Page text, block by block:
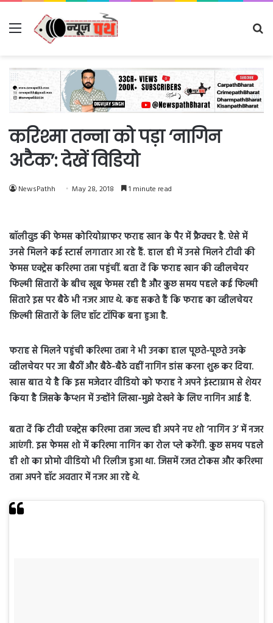
Menu
करिश्मा तन्ना को पड़ा ‘नागिन
अटैक’: देखें विडियो
NewsPathh May 28, 2018 1 minute read
बॉलीवुड की फेमस कोरियोग्राफर फराह खान के पैर में फ्रैक्चर है. ऐसे में
उनसे मिलने कई स्टार्स लगातार आ रहे हैं. हाल ही में उनसे मिलने टीवी की
फेमस एक्ट्रेस करिश्मा तन्ना पहुंचीं. बता दें कि फराह खान की व्हीलचेयर
फिल्मी सितारों के बीच खूब फेमस रही है और कुछ समय पहले कई फिल्मी
सितारे इस पर बैठे भी नजर आए थे. कह सकते हैं कि फराह का व्हीलचेयर
फ़िल्मी सितारों के लिए हॉट टॉपिक बना हुआ है.
फराह से मिलने पहुंची करिश्मा तन्ना ने भी उनका हाल पूछते-पूछते उनके
व्हीलचेयर पर जा बैठीं और बैठे-बैठे वहीं नागिन डांस करना शुरू कर दिया.
खास बात ये है कि इस मजेदार वीडियो को फराह ने अपने इंस्टाग्राम से शेयर
किया है जिसके कैप्शन में उन्होंने लिखा-मुझे देखने के लिए नागिन आई है.
बता दें कि टीवी एक्ट्रेस करिश्मा तन्ना जल्द ही अपने नए शो ‘नागिन 3’ में नजर
आएंगी. इस फेमस शो में करिश्मा नागिन का रोल प्ले करेंगी. कुछ समय पहले
ही शो का प्रोमो वीडियो भी रिलीज हुआ था. जिसमें रजत टोकस और करिश्मा
तन्ना अपने हॉट अवतार में नजर आ रहे थे.